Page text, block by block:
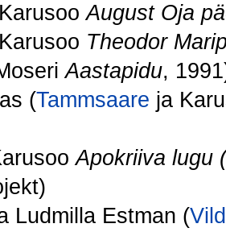
August Oja
Theodor
Aastapidu,
(Tammsaare ja
Apokriiva lugu
Ludmilla Estman (